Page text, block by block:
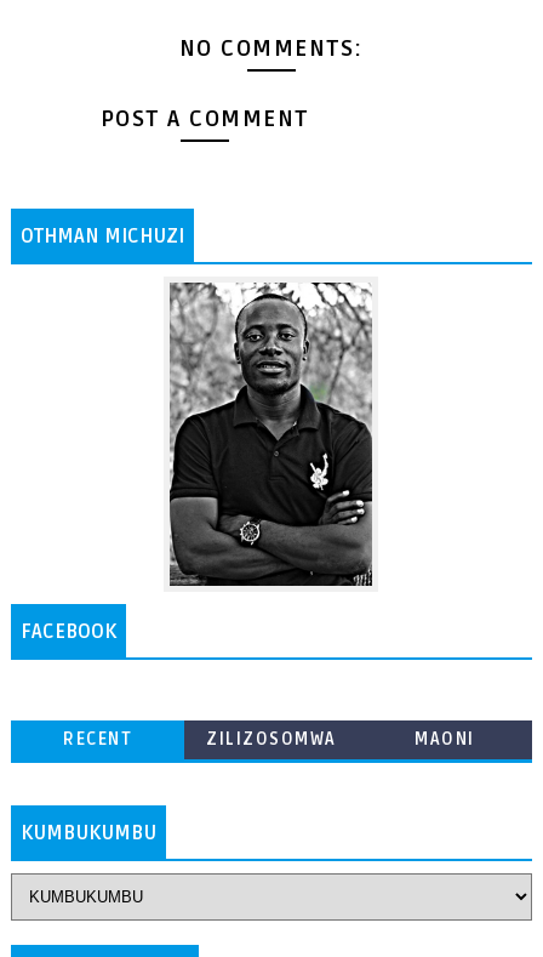
NO COMMENTS:
POST A COMMENT
OTHMAN MICHUZI
FACEBOOK
RECENT
ZILIZOSOMWA
MAONI
KUMBUKUMBU